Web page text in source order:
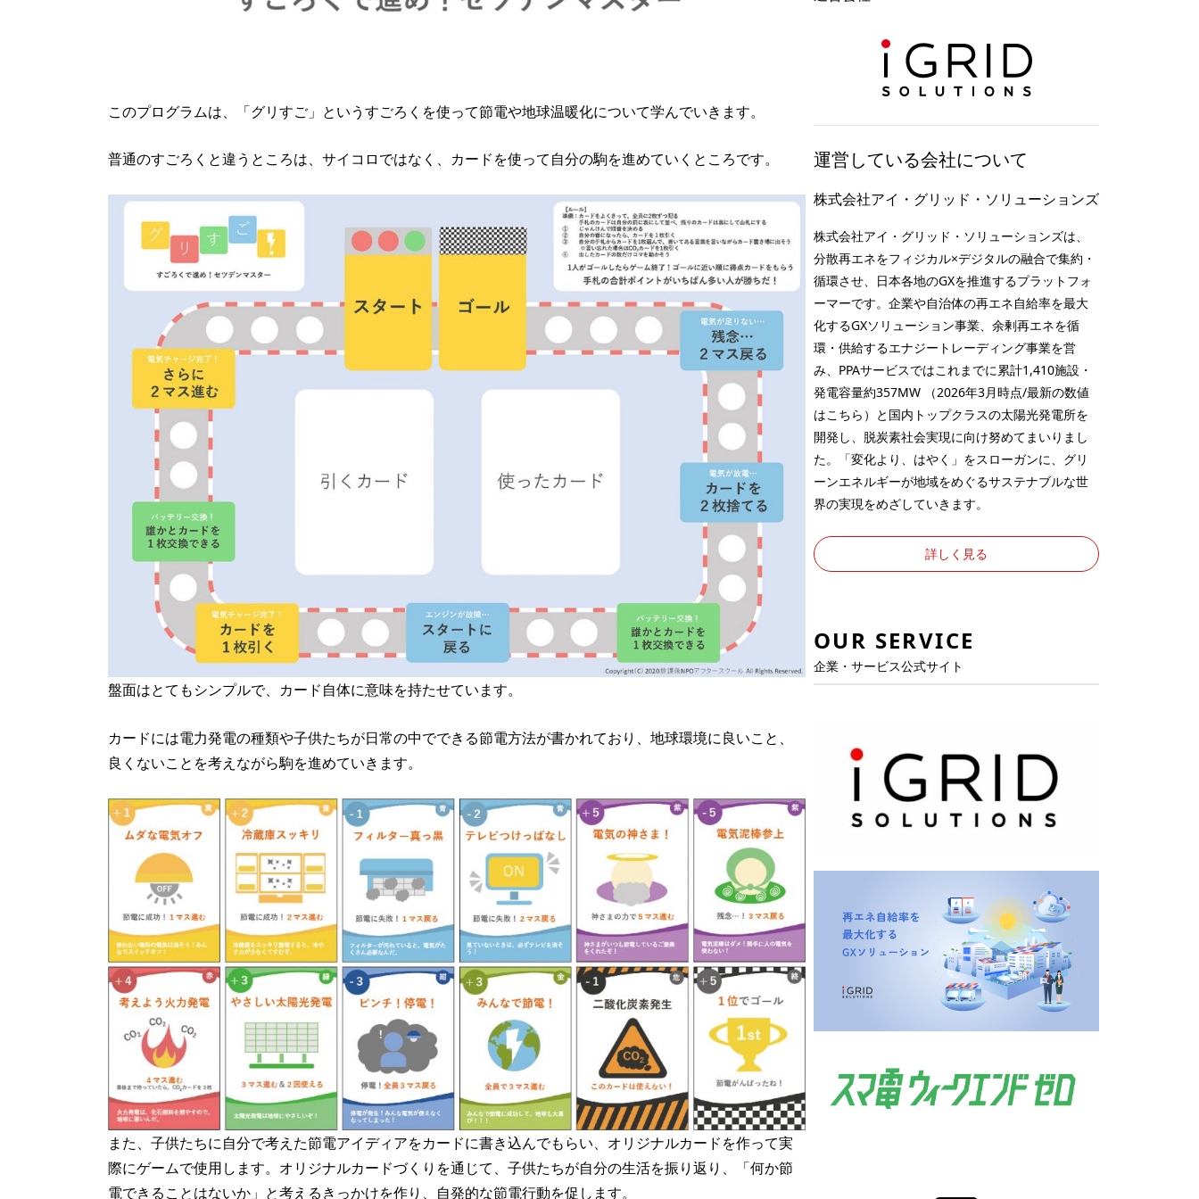
このプログラムは、「グリすご」というすごろくを使って節電や地球温暖化について学んでいきます。
普通のすごろくと違うところは、サイコロではなく、カードを使って自分の駒を進めていくところです。
盤面はとてもシンプルで、カード自体に意味を持たせています。
カードには電力発電の種類や子供たちが日常の中でできる節電方法が書かれており、地球環境に良いこと、
良くないことを考えながら駒を進めていきます。
また、子供たちに自分で考えた節電アイディアをカードに書き込んでもらい、オリジナルカードを作って実
際にゲームで使用します。オリジナルカードづくりを通じて、子供たちが自分の生活を振り返り、「何か節
電できることはないか」と考えるきっかけを作り、自発的な節電行動を促します。
運営している会社について
株式会社アイ・グリッド・ソリューションズ
株式会社アイ・グリッド・ソリューションズは、
分散再エネをフィジカル×デジタルの融合で集約・
循環させ、日本各地のGXを推進するプラットフォ
ーマーです。企業や自治体の再エネ自給率を最大
化するGXソリューション事業、余剰再エネを循
環・供給するエナジートレーディング事業を営
み、PPAサービスではこれまでに累計1,410施設・
発電容量約357MW （2026年3月時点/最新の数値
はこちら ）と国内トップクラスの太陽光発電所を
開発し、脱炭素社会実現に向け努めてまいりまし
た。「変化より、はやく」をスローガンに、グリ
ーンエネルギーが地域をめぐるサステナブルな世
界の実現をめざしていきます。
詳しく見る
OUR SERVICE
企業・サービス公式サイト